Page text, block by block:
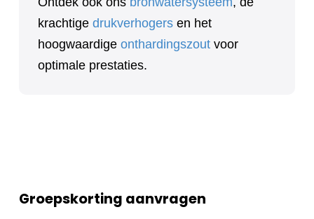
krachtige drukverhogers en het
hoogwaardige onthardingszout voor
optimale prestaties.
Groepskorting aanvragen